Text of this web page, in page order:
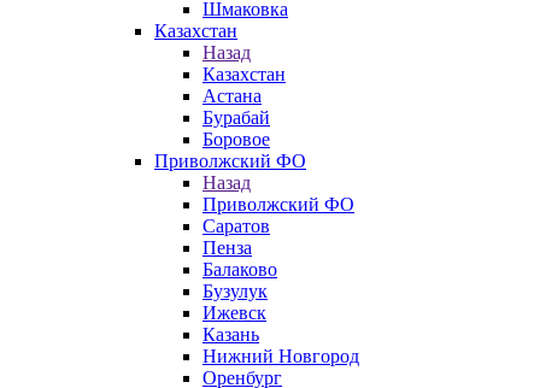
Шмаковка
Казахстан
Назад
Казахстан
Астана
Бурабай
Боровое
Приволжский ФО
Назад
Приволжский ФО
Саратов
Пенза
Балаково
Бузулук
Ижевск
Казань
Нижний Новгород
Оренбург